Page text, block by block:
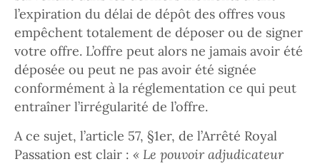
l’expiration du délai de dépôt des offres vous
empêchent totalement de déposer ou de signer
votre offre. L’offre peut alors ne jamais avoir été
déposée ou peut ne pas avoir été signée
conformément à la réglementation ce qui peut
entraîner l’irrégularité de l’offre.
A ce sujet, l’article 57, §1er, de l’Arrêté Royal
Passation est clair : « Le pouvoir adjudicateur